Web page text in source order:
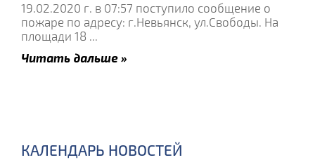
19.02.2020 г. в 07:57 поступило сообщение о
пожаре по адресу: г.Невьянск, ул.Свободы. На
площади 18 ...
Читать дальше »
КАЛЕНДАРЬ НОВОСТЕЙ